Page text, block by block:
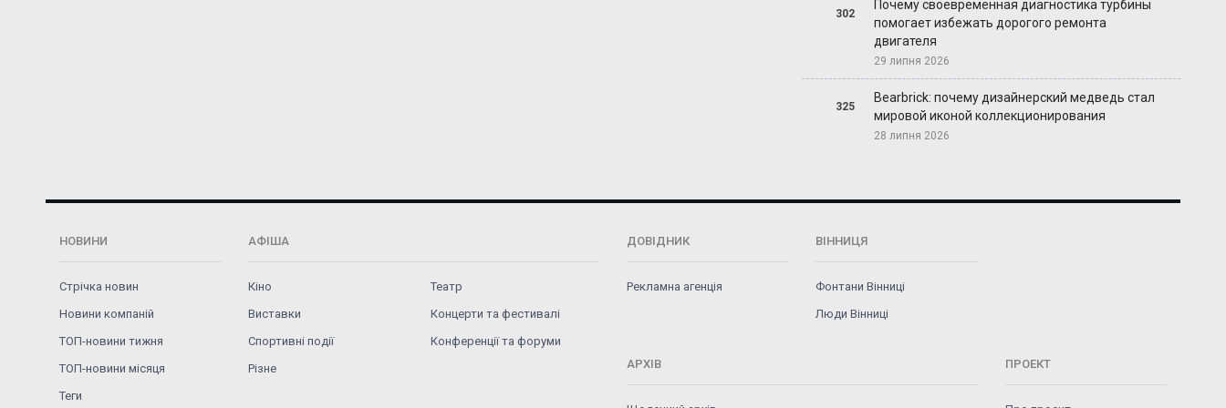
302
Почему своевременная диагностика турбины
помогает избежать дорогого ремонта
двигателя
29 липня 2026
325
Bearbrick: почему дизайнерский медведь стал
мировой иконой коллекционирования
28 липня 2026
НОВИНИ
Стрічка новин
Новини компаній
ТОП-новини тижня
ТОП-новини місяця
Теги
АФІША
Кіно
Театр
Виставки
Концерти та фестивалі
Спортивні події
Конференції та форуми
Різне
ДОВІДНИК
Рекламна агенція
ВІННИЦЯ
Фонтани Вінниці
Люди Вінниці
АРХІВ ПРОЕКТ